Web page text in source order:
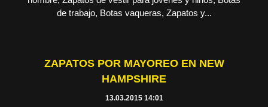
de trabajo, Botas vaqueras, Zapatos y...
ZAPATOS POR MAYOREO EN NEW
HAMPSHIRE
13.03.2015 14:01